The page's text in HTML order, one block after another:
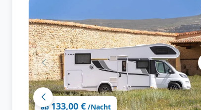
ab 133,00 € /Nacht